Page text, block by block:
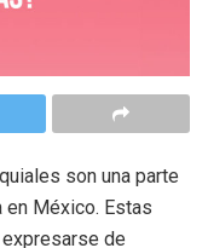
son una parte
en México. Estas
de